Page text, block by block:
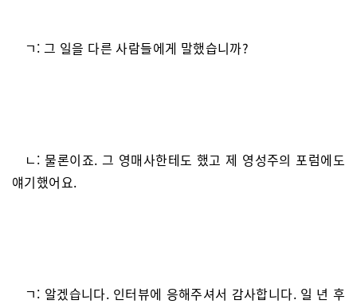
ㄱ: 그 일을 다른 사람들에게 말했습니까?
ㄴ: 물론이죠. 그 영매사한테도 했고 제 영성주의 포럼에도
얘기했어요.
ㄱ: 알겠습니다. 인터뷰에 응해주셔서 감사합니다. 일 년 후